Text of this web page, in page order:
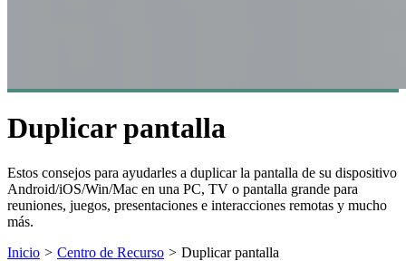
Duplicar pantalla
Estos consejos para ayudarles a duplicar la pantalla de su dispositivo
Android/iOS/Win/Mac en una PC, TV o pantalla grande para
reuniones, juegos, presentaciones e interacciones remotas y mucho
más.
Inicio > Centro de Recurso > Duplicar pantalla